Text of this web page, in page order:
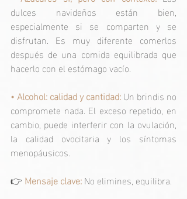
dulces navideños están bien,
especialmente si se comparten y se
disfrutan. Es muy diferente comerlos
después de una comida equilibrada que
hacerlo con el estómago vacío.
• Alcohol: calidad y cantidad:Un brindis no
compromete nada. El exceso repetido, en
cambio, puede interferir con la ovulación,
la calidad ovocitaria y los síntomas
menopáusicos.
👉 Mensaje clave: No elimines, equilibra.